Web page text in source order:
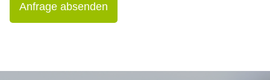
Anfrage absenden